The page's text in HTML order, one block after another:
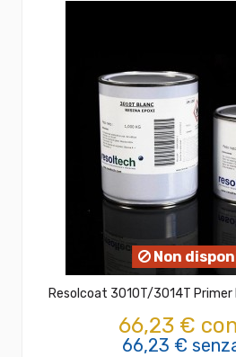
Non
Resolcoat 3010T/3014T Primer
66,23 €
66,23 €